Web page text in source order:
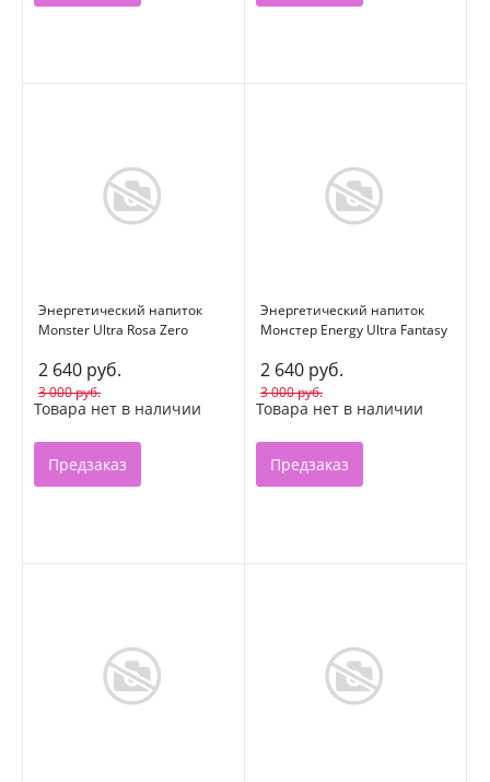
Энергетический напиток
Monster Ultra Rosa Zero
2 640 руб.
3 000 руб.
Товара нет в наличии
Предзаказ
Энергетический напиток
Монстер Energy Ultra Fantasy
2 640 руб.
3 000 руб.
Товара нет в наличии
Предзаказ